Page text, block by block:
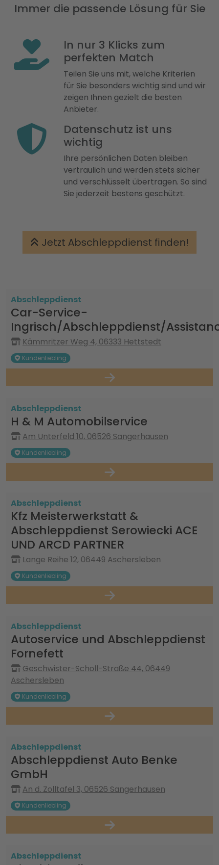
Immer die passende Lösung für Sie
In nur 3 Klicks zum
perfekten Match
Teilen Sie uns mit, welche Kriterien
für Sie besonders wichtig sind und wir
zeigen Ihnen gezielt die besten
Anbieter.
Datenschutz ist uns
wichtig
Ihre persönlichen Daten bleiben
vertraulich und werden stets sicher
und verschlüsselt übertragen. So sind
Sie jederzeit bestens geschützt.
Jetzt Abschleppdienst finden!
Abschleppdienst
Car-Service-
Ingrisch/Abschleppdienst/
Kämmritzer Weg 4, 06333 Hettstedt
Kundenliebling
Abschleppdienst
H & M Automobilservice
Am Unterfeld 10, 06526 Sangerhausen
Kundenliebling
Abschleppdienst
Kfz Meisterwerkstatt &
Abschleppdienst Serowiecki ACE
UND ARCD PARTNER
Lange Reihe 12, 06449 Aschersleben
Kundenliebling
Abschleppdienst
Autoservice und Abschleppdienst
Fornefett
Geschwister-Scholl-Straße 44, 06449
Aschersleben
Kundenliebling
Abschleppdienst
Abschleppdienst Auto Benke
GmbH
An d. Zolltafel 3, 06526 Sangerhausen
Kundenliebling
Abschleppdienst